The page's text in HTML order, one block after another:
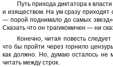
Путь прихода диктатора к
и изяществом. На ум сразу
— порой поднимало до самых
Сказать что он трагикомичен — ни
Конечно, читая повесть
что бы пройти через горнило
как должно. Но, думаю осталось
читать между строк.